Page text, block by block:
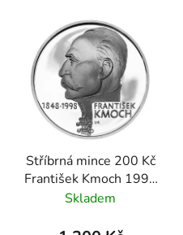
Stříbrná mince 200 Kč
František Kmoch 1998
standard
Skladem